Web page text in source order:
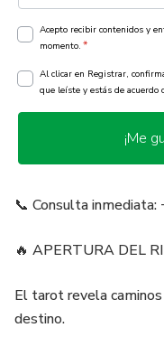
Acepto recibir contenidos y
momento. *
Al clicar en Registrar,
que leíste y estás de acuerdo
¡Me
📞 Consulta
🔥 APERTURA DEL
El tarot revela
destino.